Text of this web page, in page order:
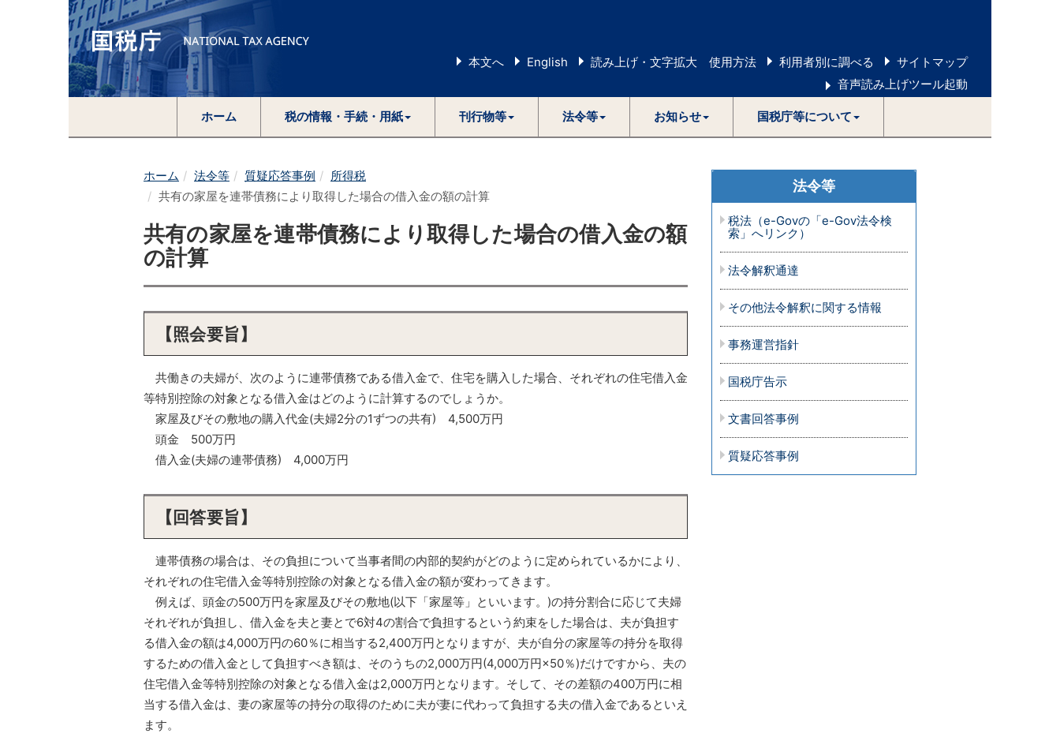
本文へ English 読み上げ・文字拡大 使用方法 利用者別に調べる
サイトマップ
音声読み上げツール起動
ホーム 税の情報・手続・用紙 刊行物等 法令等 お知らせ 国税庁等について
ホーム 法令等 質疑応答事例
所得税
共有の家屋を連帯債務により取得した場合の借入金の額の計算
共有の家屋を連帯債務により取得した場合の借入金の額
の計算
【照会要旨】
共働きの夫婦が、次のように連帯債務である借入金で、住宅を購入した場合、それぞれの住宅借入金
等特別控除の対象となる借入金はどのように計算するのでしょうか。
家屋及びその敷地の購入代金(夫婦2分の1ずつの共有) 4,500万円
頭金 500万円
借入金(夫婦の連帯債務) 4,000万円
【回答要旨】
連帯債務の場合は、その負担について当事者間の内部的契約がどのように定められているかにより、
それぞれの住宅借入金等特別控除の対象となる借入金の額が変わってきます。
例えば、頭金の500万円を家屋及びその敷地(以下「家屋等」といいます。)の持分割合に応じて夫婦
それぞれが負担し、借入金を夫と妻とで6対4の割合で負担するという約束をした場合は、夫が負担す
る借入金の額は4,000万円の60％に相当する2,400万円となりますが、夫が自分の家屋等の持分を取得
するための借入金として負担すべき額は、そのうちの2,000万円(4,000万円×50％)だけですから、夫の
住宅借入金等特別控除の対象となる借入金は2,000万円となります。そして、その差額の400万円に相
当する借入金は、妻の家屋等の持分の取得のために夫が妻に代わって負担する夫の借入金であるといえ
ます。
法令等
税法（e-Govの「e-Gov法令検
索」へリンク）
法令解釈通達
その他法令解釈に関する情報
事務運営指針
国税庁告示
文書回答事例
質疑応答事例